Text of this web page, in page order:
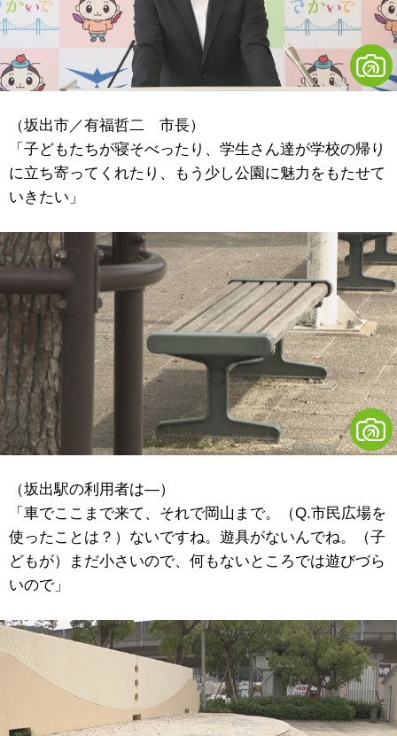
（坂出市／有福哲二 市長）
「子どもたちが寝そべったり、学生さん達が学校の帰り
に立ち寄ってくれたり、もう少し公園に魅力をもたせて
いきたい」
（坂出駅の利用者は―）
「車でここまで来て、それで岡山まで。（Q.市民広場を
使ったことは？）ないですね。遊具がないんでね。（子
どもが）まだ小さいので、何もないところでは遊びづら
いので」